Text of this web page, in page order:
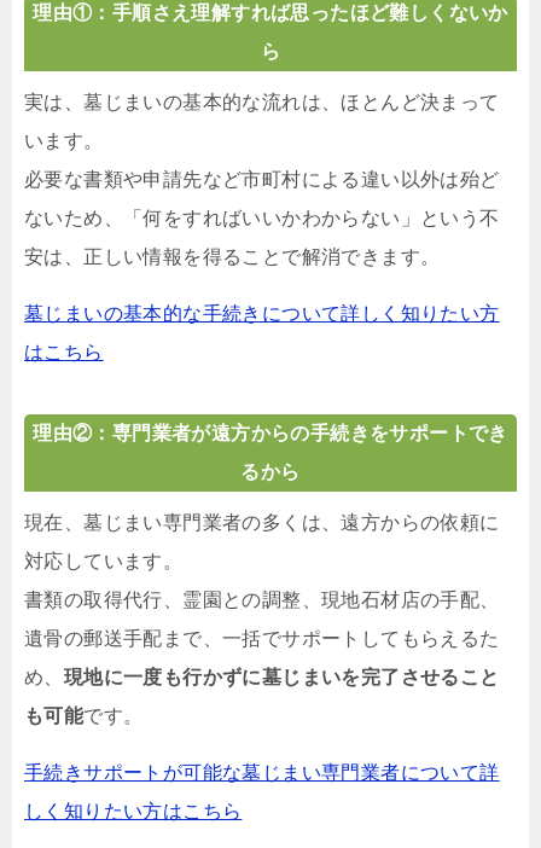
理由①：手順さえ理解すれば思ったほど難しくないか
ら
実は、墓じまいの基本的な流れは、ほとんど決まって
います。
必要な書類や申請先など市町村による違い以外は殆ど
ないため、「何をすればいいかわからない」という不
安は、正しい情報を得ることで解消できます。
墓じまいの基本的な手続きについて詳しく知りたい方
はこちら
理由②：専門業者が遠方からの手続きをサポートでき
るから
現在、墓じまい専門業者の多くは、遠方からの依頼に
対応しています。
書類の取得代行、霊園との調整、現地石材店の手配、
遺骨の郵送手配まで、一括でサポートしてもらえるた
め、 現地に一度も行かずに墓じまいを完了させること
も可能です。
手続きサポートが可能な墓じまい専門業者について詳
しく知りたい方はこちら